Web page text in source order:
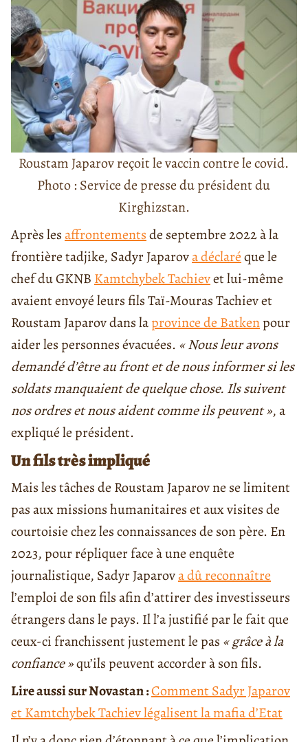
Roustam Japarov reçoit le vaccin contre le covid.
Photo : Service de presse du président du
Kirghizstan.
Après lesaffrontementsde septembre 2022 à la
frontière tadjike, Sadyr Japarova déclaréque le
chef du GKNB Kamtchybek Tachievet lui-même
avaient envoyé leurs fils Taï-Mouras Tachiev et
Roustam Japarov dans laprovince de Batkenpour
aider les personnes évacuées. « Nous leur avons
demandé d’être au front et de nous informer si les
soldats manquaient de quelque chose. Ils suivent
nos ordres et nous aident comme ils peuvent », a
expliqué le président.
Un fils très impliqué
Mais les tâches de Roustam Japarov ne se limitent
pas aux missions humanitaires et aux visites de
courtoisie chez les connaissances de son père. En
2023, pour répliquer face à une enquête
journalistique, Sadyr Japarova dû reconnaître
l’emploi de son fils afin d’attirer des investisseurs
étrangers dans le pays. Il l’a justifié par le fait que
ceux-ci franchissent justement le pas « grâce à la
confiance »qu’ils peuvent accorder à son fils.
Lire aussi sur Novastan :Comment Sadyr Japarov
et Kamtchybek Tachiev légalisent la mafia d’Etat